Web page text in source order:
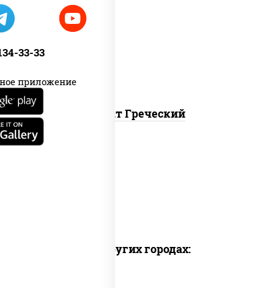
33-33
приложение
огурцы свежие, перец болгарский,
томаты "черри", брынза, маслины,
салатная заправка с базиликом
Салат Греческий
Доставка в других городах: